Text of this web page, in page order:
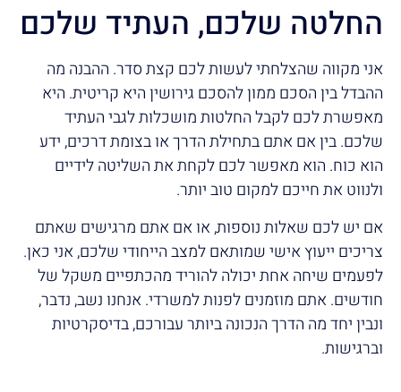
החלטה שלכם, העתיד שלכם
אני מקווה שהצלחתי לעשות לכם קצת סדר. ההבנה מה
ההבדל בין הסכם ממון להסכם גירושין היא קריטית. היא
מאפשרת לכם לקבל החלטות מושכלות לגבי העתיד
שלכם. בין אם אתם בתחילת הדרך או בצומת דרכים, ידע
הוא כוח. הוא מאפשר לכם לקחת את השליטה לידיים
ולנווט את חייכם למקום טוב יותר.
אם יש לכם שאלות נוספות, או אם אתם מרגישים שאתם
צריכים ייעוץ אישי שמותאם למצב הייחודי שלכם, אני כאן.
לפעמים שיחה אחת יכולה להוריד מהכתפיים משקל של
חודשים. אתם מוזמנים לפנות למשרדי. אנחנו נשב, נדבר,
ונבין יחד מה הדרך הנכונה ביותר עבורכם, בדיסקרטיות
וברגישות.